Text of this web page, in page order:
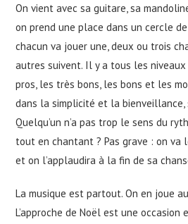
On vient avec sa guitare, sa
on prend une place dans un cercle
chacun va jouer une, deux ou trois
autres suivent. Il y a tous les
pros, les très bons, les bons et les
dans la simplicité et la bienveillance,
Quelqu’un n’a pas trop le sens du
tout en chantant ? Pas grave : on
et on l’applaudira à la fin de sa
La musique est partout. On en joue
L’approche de Noël est une occasion